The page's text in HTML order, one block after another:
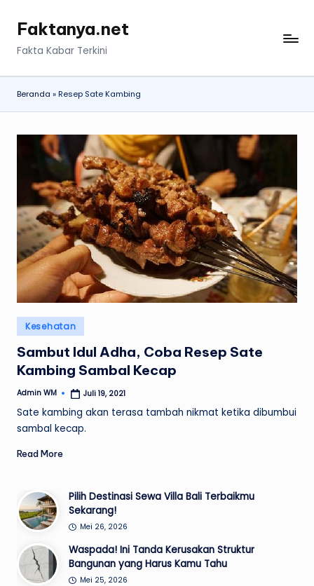
Faktanya.net
Fakta Kabar Terkini
Beranda »Resep Sate Kambing
Posted
in
Kesehatan
Sambut Idul Adha, Coba Resep Sate
Kambing Sambal Kecap
Posted
Admin WM Juli 19, 2021
Sate kambing akan terasa tambah nikmat ketika dibumbui
sambal kecap.
Read More
Pilih Destinasi Sewa Villa Bali Terbaikmu
Sekarang!
Mei 26, 2026
Waspada! Ini Tanda Kerusakan Struktur
Bangunan yang Harus Kamu Tahu
Mei 25, 2026